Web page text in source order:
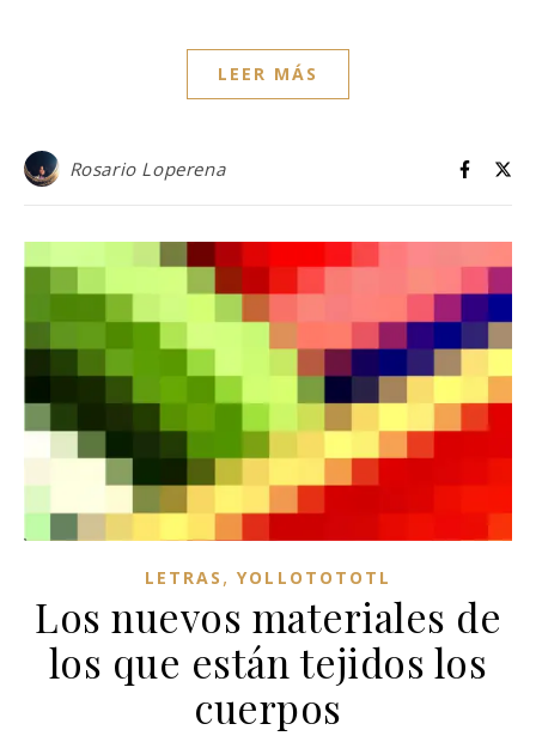
LEER MÁS
Rosario Loperena
LETRAS ,YOLLOTOTOTL
Los nuevos materiales de
los que están tejidos los
cuerpos